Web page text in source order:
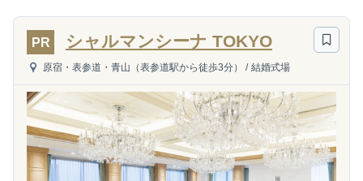
PR シャルマンシーナ TOKYO
原宿・表参道・青山（表参道駅から徒歩3分） / 結婚式場